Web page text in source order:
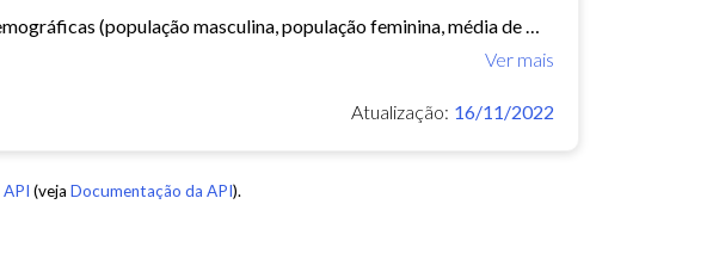
Este conjunto de dados contém informações demográficas (população masculina, população feminina, média de moradores por domicílio, etc) para cada bairro e regional de Fortaleza...
Ver mais
Atualização: 16/11/2022
API (veja Documentação da API).